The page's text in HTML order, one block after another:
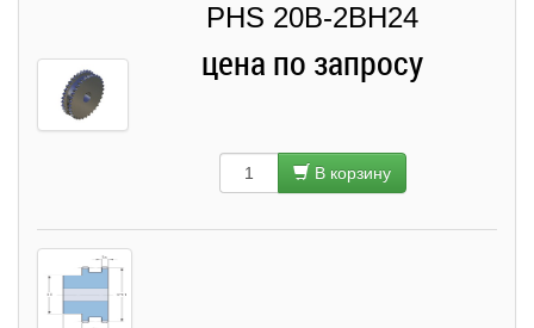
PHS 20B-2BH24
цена по запросу
В корзину